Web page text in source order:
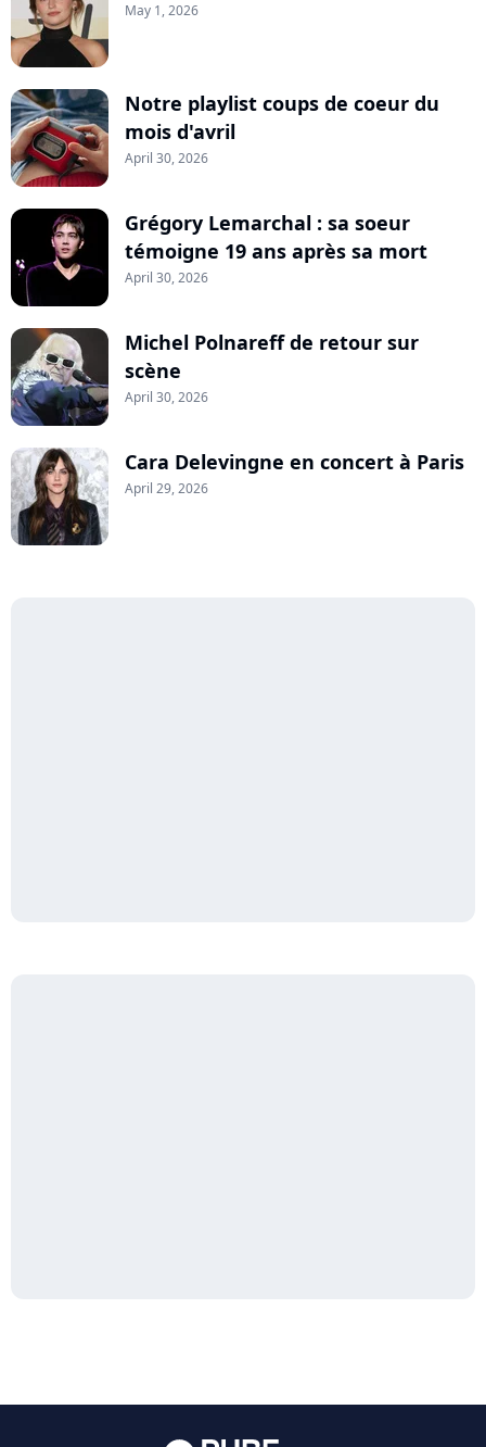
May 1, 2026
Notre playlist coups de coeur du
mois d'avril
April 30, 2026
Grégory Lemarchal : sa soeur
témoigne 19 ans après sa mort
April 30, 2026
Michel Polnareff de retour sur
scène
April 30, 2026
Cara Delevingne en concert à Paris
April 29, 2026